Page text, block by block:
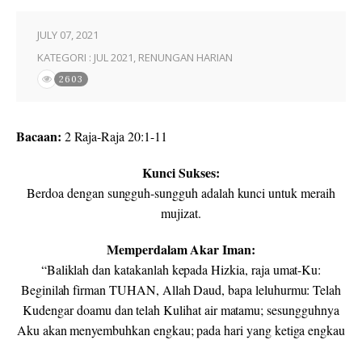
JULY 07, 2021
KATEGORI : JUL 2021, RENUNGAN HARIAN
2603
Bacaan: 2 Raja-Raja 20:1-11
Kunci Sukses:
Berdoa dengan sungguh-sungguh adalah kunci untuk meraih
mujizat.
Memperdalam Akar Iman:
“Baliklah dan katakanlah kepada Hizkia, raja umat-Ku:
Beginilah firman TUHAN, Allah Daud, bapa leluhurmu: Telah
Kudengar doamu dan telah Kulihat air matamu; sesungguhnya
Aku akan menyembuhkan engkau; pada hari yang ketiga engkau